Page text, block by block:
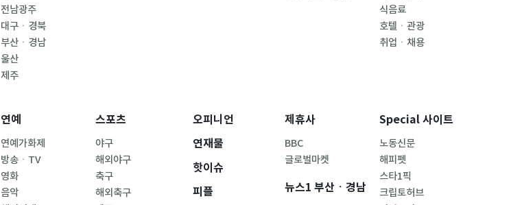
전남광주
대구ㆍ경북
부산ㆍ경남
울산
제주
식음료
호텔ㆍ관광
취업ㆍ채용
연예
연예가화제
방송ㆍTV
영화
음악
스포츠
야구
해외야구
축구
해외축구
오피니언
연재물
핫이슈
피플
제휴사
BBC
글로벌마켓
뉴스1 부산ㆍ경남
Special 사이트
노동신문
해피펫
스타1픽
크립토허브